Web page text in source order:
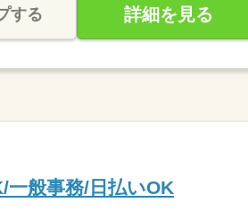
する 詳細を見る
般事務/日払いOK